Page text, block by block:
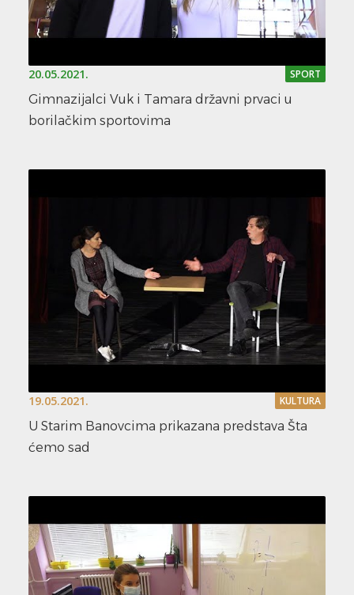
20.05.2021. SPORT
Gimnazijalci Vuk i Tamara državni prvaci u
borilačkim sportovima
19.05.2021. KULTURA
U Starim Banovcima prikazana predstava Šta
ćemo sad